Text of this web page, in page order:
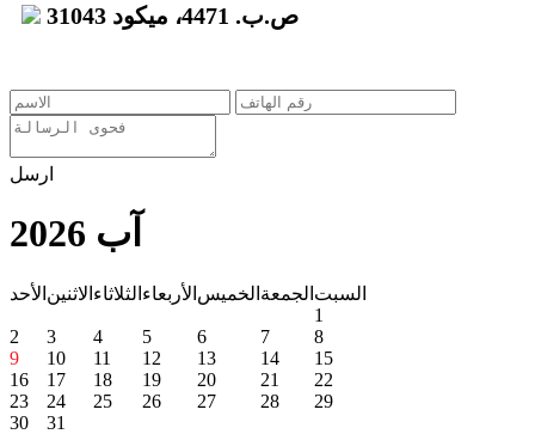
ص.ب. 4471، ميكود 31043
ارسل
آب 2026
الأحد الاثنين الثلاثاء الأربعاء الخميس الجمعة السبت
1
2
3 4 5 6 7
8
9
10 11 12 13 14
15
16
17 18 19 20 21
22
23
24 25 26 27 28
29
30
31